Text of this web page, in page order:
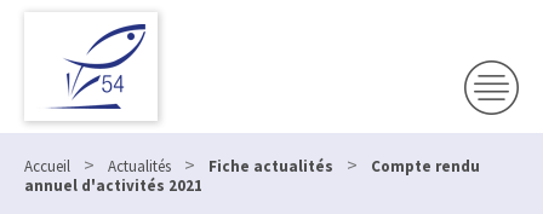
Accueil > Actualités > Fiche actualités >
Compte rendu
annuel d'activités 2021